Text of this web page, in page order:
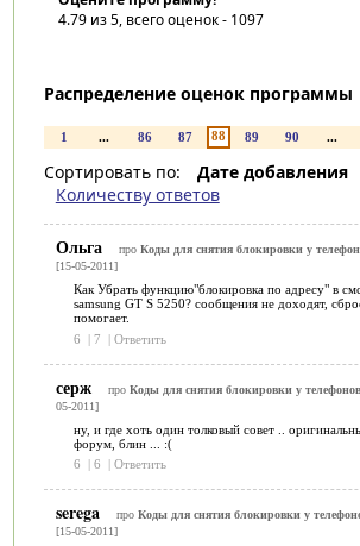
4.79из 5, всего оценок - 1097
Распределение оценок программы
1 ... 86 87 88 89 90 ...
Сортировать по: Дате добавления
Количеству ответов
Ольга про Коды для снятия блокировки у
[15-05-2011]
Как Убрать функцию"блокировка по адресу" в
samsung GT S 5250? сообщения не доходят,
помогает.
6
| 7 | Ответить
серж про Коды для снятия блокировки у
05-2011]
ну, и где хоть один толковый совет ..
форум, блин ... :(
6
| 6 | Ответить
serega про Коды для снятия блокировки у
[15-05-2011]